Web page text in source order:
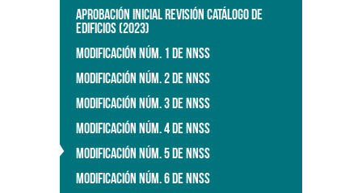
APROBACIÓN INICIAL REVISIÓN CATÁLOGO DE
EDIFICIOS (2023)
MODIFICACIÓN NÚM. 1 DE NNSS
MODIFICACIÓN NÚM. 2 DE NNSS
MODIFICACIÓN NÚM. 3 DE NNSS
MODIFICACIÓN NÚM. 4 DE NNSS
MODIFICACIÓN NÚM. 5 DE NNSS
MODIFICACIÓN NÚM. 6 DE NNSS